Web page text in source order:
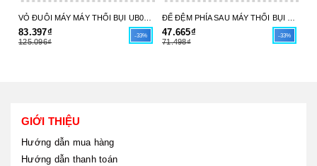
83.397₫
125.096₫
-33% 47.665₫
71.498₫
-33%
GIỚI THIỆU
Hướng dẫn mua hàng
Hướng dẫn thanh toán